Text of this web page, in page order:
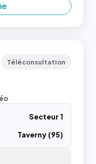
Téléconsultation
Secteur 1
Taverny (95)